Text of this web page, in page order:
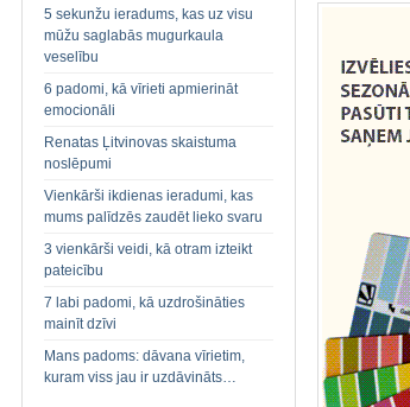
5 sekunžu ieradums, kas uz visu
mūžu saglabās mugurkaula
veselību
6 padomi, kā vīrieti apmierināt
emocionāli
Renatas Ļitvinovas skaistuma
noslēpumi
Vienkārši ikdienas ieradumi, kas
mums palīdzēs zaudēt lieko svaru
3 vienkārši veidi, kā otram izteikt
pateicību
7 labi padomi, kā uzdrošināties
mainīt dzīvi
Mans padoms: dāvana vīrietim,
kuram viss jau ir uzdāvināts…